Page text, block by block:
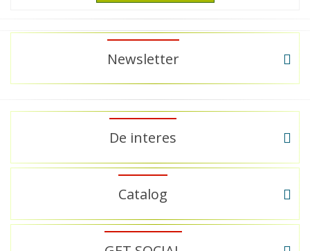
Newsletter
De interes
Catalog